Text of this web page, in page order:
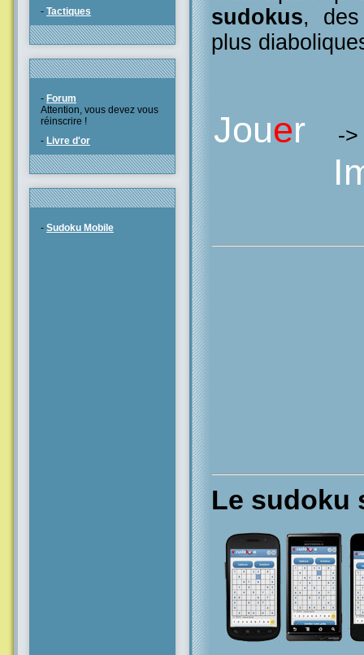
- Tactiques
- Forum
Attention, vous devez vous
réinscrire !
- Livre d'or
- Sudoku Mobile
sudokus,
plus
Jouer -
Le sudoku